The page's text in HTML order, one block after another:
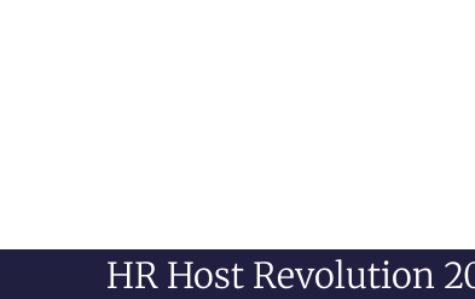
HR Host Revolution